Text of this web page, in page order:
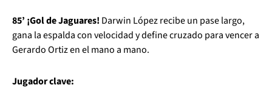
85’ ¡Gol de Jaguares! Darwin López recibe un pase largo,
gana la espalda con velocidad y define cruzado para vencer a
Gerardo Ortiz en el mano a mano.
Jugador clave: